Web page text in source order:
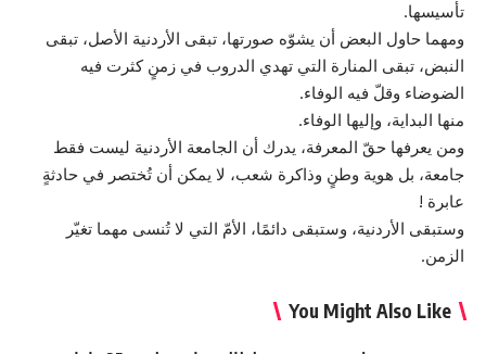
تأسيسها.
ومهما حاول البعض أن يشوّه صورتها، تبقى الأردنية الأصل، تبقى
النبض، تبقى المنارة التي تهدي الدروب في زمنٍ كثرت فيه
الضوضاء وقلّ فيه الوفاء.
منها البداية، وإليها الوفاء.
ومن يعرفها حقّ المعرفة، يدرك أن الجامعة الأردنية ليست فقط
جامعة، بل هوية وطنٍ وذاكرة شعب، لا يمكن أن تُختصر في حادثةٍ
عابرة !
وستبقى الأردنية، وستبقى دائمًا، الأمّ التي لا تُنسى مهما تغيّر
الزمن.
You Might Also Like